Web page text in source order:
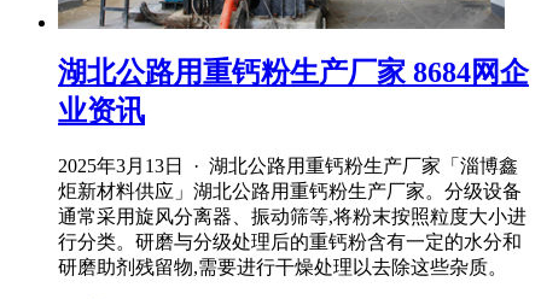
湖北公路用重钙粉生产厂家 8684网企
业资讯
2025年3月13日 · 湖北公路用重钙粉生产厂家「淄博鑫
炬新材料供应」湖北公路用重钙粉生产厂家。分级设备
通常采用旋风分离器、振动筛等,将粉末按照粒度大小进
行分类。研磨与分级处理后的重钙粉含有一定的水分和
研磨助剂残留物,需要进行干燥处理以去除这些杂质。